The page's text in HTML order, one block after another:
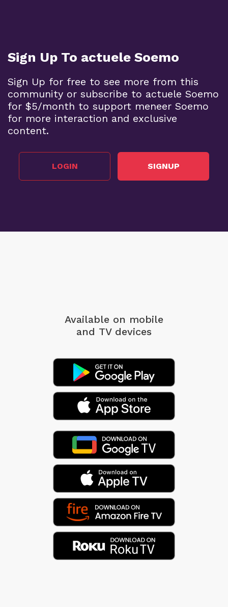
Sign Up To actuele Soemo
Sign Up for free to see more from this
community or subscribe to actuele Soemo
for $5/month to support meneer Soemo
for more interaction and exclusive
content.
LOGIN SIGNUP
Available on mobile
and TV devices